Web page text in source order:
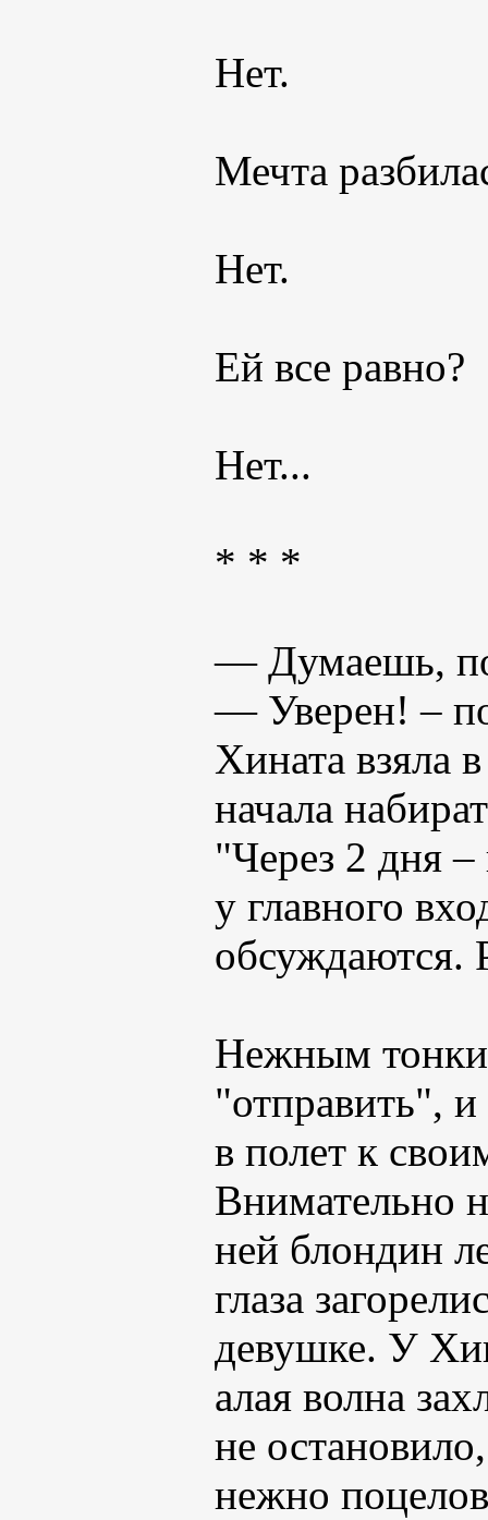
Нет.
Мечта
Нет.
Ей все равно?
Нет...
* * *
— Думаешь,
— Уверен! –
Хината взяла
начала
"Через 2 дня
у главного
обсуждаются.
Нежным
"отправить",
в полет к
Внимательно
ней блондин
глаза
девушке. У
алая волна
не
нежно